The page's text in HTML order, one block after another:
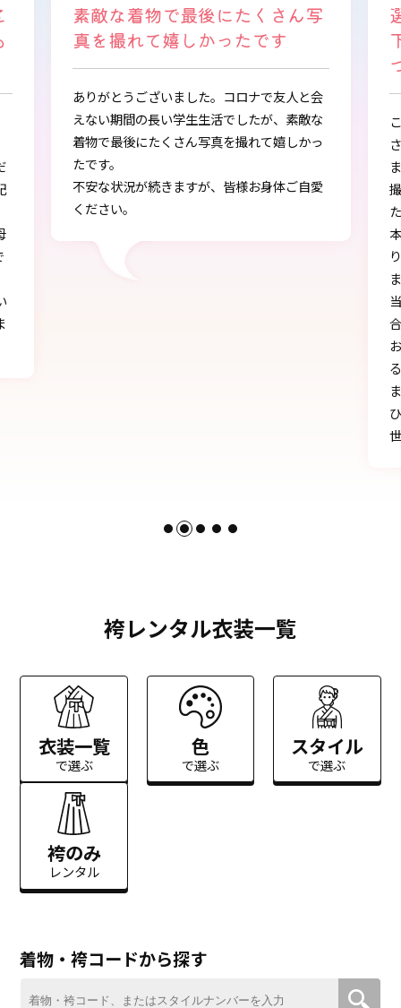
選ぶ時から色々と親身になって
下さり、自分に似合うものを見
つけることができました
この度は、とても素敵な着物・袴をご提供下
さりありがとうございました。
また、早朝からの着付、ヘアアレンジ、写真
撮影もしていただき、ありがとうございまし
た。
袴レンタル衣装一覧
衣装一覧
で選ぶ
色
で選ぶ
スタイル
で選ぶ
袴のみ
レンタル
着物・袴コードから探す